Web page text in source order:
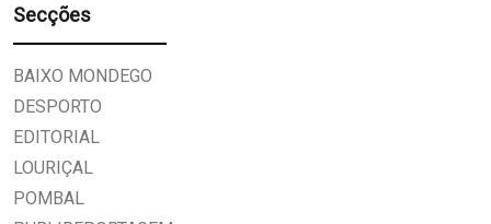
Secções
BAIXO MONDEGO
DESPORTO
EDITORIAL
LOURIÇAL
POMBAL